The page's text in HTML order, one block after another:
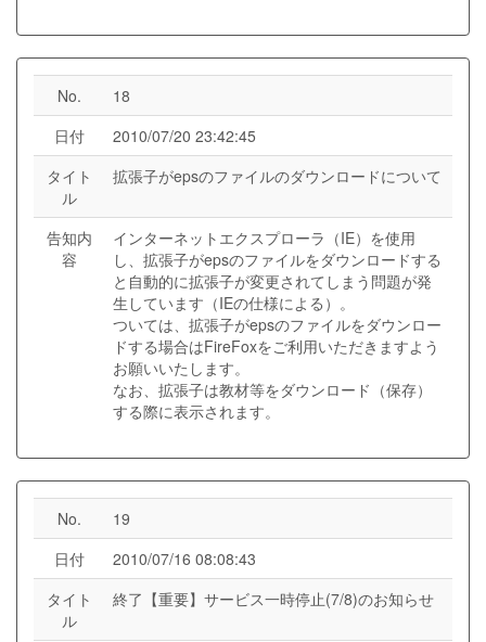
No.
18
日付
2010/07/20 23:42:45
タイト
ル
拡張子がepsのファイルのダウンロードについて
告知内
容
インターネットエクスプローラ（IE）を使用
し、拡張子がepsのファイルをダウンロードする
と自動的に拡張子が変更されてしまう問題が発
生しています（IEの仕様による）。
ついては、拡張子がepsのファイルをダウンロー
ドする場合はFireFoxをご利用いただきますよう
お願いいたします。
なお、拡張子は教材等をダウンロード（保存）
する際に表示されます。
No.
19
日付
2010/07/16 08:08:43
タイト
ル
終了【重要】サービス一時停止(7/8)のお知らせ